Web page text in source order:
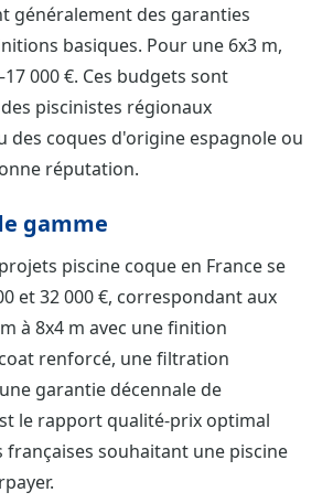
généralement des garanties
basiques. Pour une 6x3 m,
000 €. Ces budgets sont
piscinistes régionaux
des coques d'origine espagnole ou
réputation.
gamme
piscine coque en France se
et 32 000 €, correspondant aux
à 8x4 m avec une finition
renforcé, une filtration
garantie décennale de
le rapport qualité-prix optimal
françaises souhaitant une piscine